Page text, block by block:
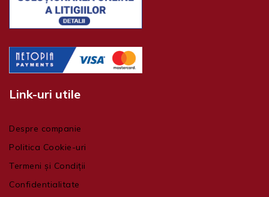
Link-uri utile
Despre companie
Politica Cookie-uri
Termeni și Condiții
Confidentialitate